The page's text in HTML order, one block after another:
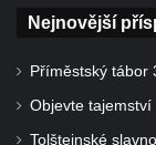
Nejnovější
Příměstský tábor
Objevte
Tolštejnské